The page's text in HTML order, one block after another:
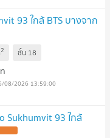
93 ใกล้ BTS บางจาก
2 ชั้น 18
08/2026 13:59:00
Sukhumvit 93 ใกล้